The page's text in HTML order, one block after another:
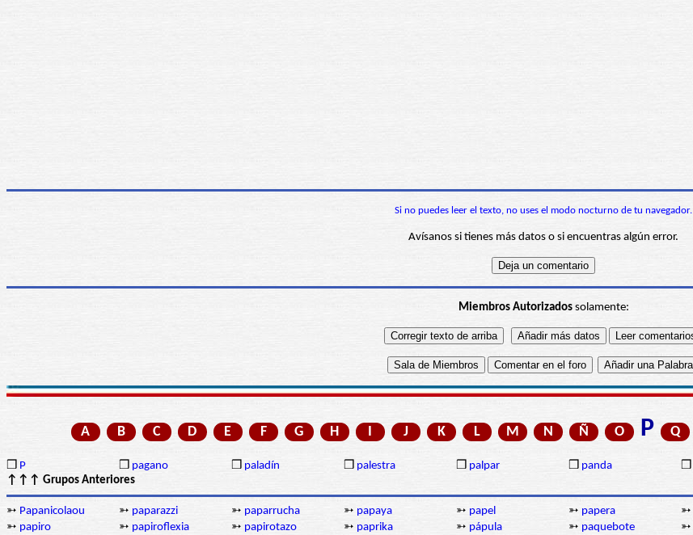
Si no puedes leer el texto, no uses el modo nocturno de tu navegador.
Avísanos si tienes más datos o si encuentras algún error.
Miembros Autorizadossolamente:
A B C D E F G H I J K L M N Ñ O P Q
❒ P ❒ pagano ❒ paladín ❒ palestra ❒ palpar ❒ panda ❒
↑↑↑ Grupos Anteriores
➳ Papanicolaou ➳ paparazzi ➳ paparrucha ➳ papaya ➳ papel ➳ papera ➳
➳ papiro ➳ papiroflexia ➳ papirotazo ➳ paprika ➳ pápula ➳ paquebote ➳